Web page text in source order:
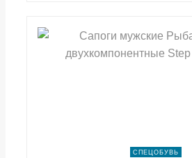
СПЕЦОБУВЬ